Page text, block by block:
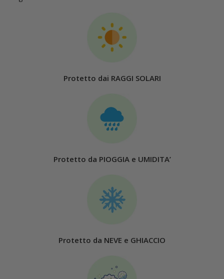
Protetto dai RAGGI SOLARI
Protetto da PIOGGIA e UMIDITA’
Protetto da NEVE e GHIACCIO